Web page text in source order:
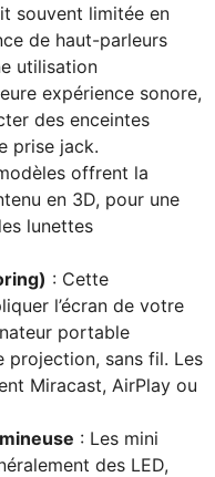
souvent limitée en
de haut-parleurs
utilisation
expérience sonore,
des enceintes
prise jack.
offrent la
en 3D, pour une
lunettes
: Cette
l’écran de votre
portable
projection, sans fil. Les
Miracast, AirPlay ou
: Les mini
des LED,